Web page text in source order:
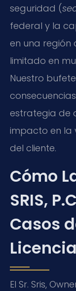
seguridad (
federal y la
en una región
limitado en
Nuestro
estrategia de
impacto en la
del cliente.
Cómo
SRIS,
Casos
Licencia
El Sr. Sris,